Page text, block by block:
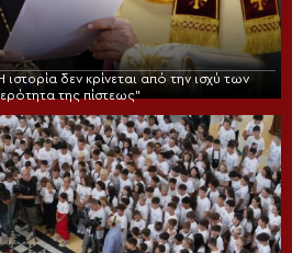
δεν κρίνεται από την ισχύ των
της πίστεως”